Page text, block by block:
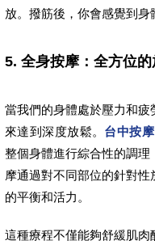
放。撥筋後，你會感覺到身
5. 全身按摩：全方位
當我們的身體處於壓力和
來達到深度放鬆。 台中按摩
整個身體進行綜合性的調
摩通過對不同部位的針對
的平衡和活力。
這種療程不僅能夠舒緩肌